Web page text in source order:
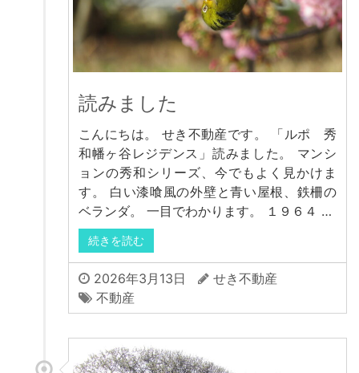
読みました
こんにちは。 せき不動産です。 「ルポ 秀
和幡ヶ谷レジデンス」読みました。 マンシ
ョンの秀和シリーズ、今でもよく見かけま
す。 白い漆喰風の外壁と青い屋根、鉄柵の
ベランダ。 一目でわかります。 １９６４ …
続きを読む
2026年3月13日
せき不動産
不動産